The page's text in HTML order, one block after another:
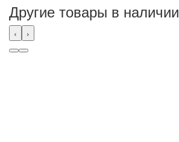
Другие товары в наличии
‹ ›